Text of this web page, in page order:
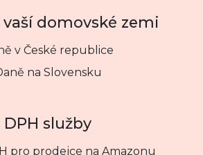
vaší domovské zemi
v České republice
na Slovensku
DPH služby
pro prodejce na Amazonu